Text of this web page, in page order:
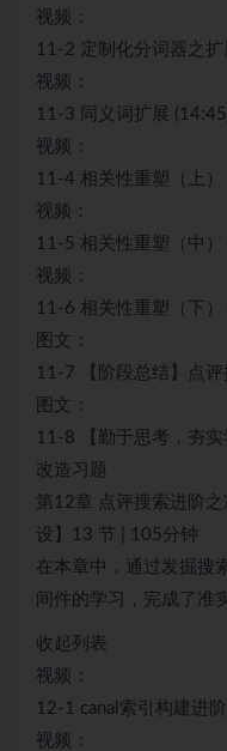
视频：
11-2 定制化分词器之
视频：
11-3 同义词扩展
视频：
11-4 相关性重塑（上）
视频：
11-5 相关性重塑（中）
视频：
11-6 相关性重塑（下）
图文：
11-7 【阶段总结】点
图文：
11-8 【勤于思考，夯
改造习题
第12章 点评搜索进阶
设】13 节 | 105分钟
在本章中，通过发掘搜
间件的学习，完成了准
收起列表
视频：
12-1 canal索引构建进
视频：